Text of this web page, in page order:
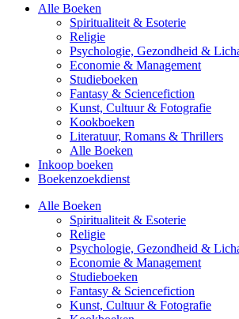
Alle Boeken
Spiritualiteit & Esoterie
Religie
Psychologie, Gezondheid &
Economie & Management
Studieboeken
Fantasy & Sciencefiction
Kunst, Cultuur & Fotografie
Kookboeken
Literatuur, Romans & Thrillers
Alle Boeken
Inkoop boeken
Boekenzoekdienst
Alle Boeken
Spiritualiteit & Esoterie
Religie
Psychologie, Gezondheid &
Economie & Management
Studieboeken
Fantasy & Sciencefiction
Kunst, Cultuur & Fotografie